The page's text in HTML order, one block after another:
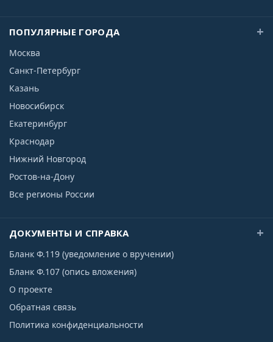
ПОПУЛЯРНЫЕ ГОРОДА
Москва
Санкт-Петербург
Казань
Новосибирск
Екатеринбург
Краснодар
Нижний Новгород
Ростов-на-Дону
Все регионы России
ДОКУМЕНТЫ И СПРАВКА
Бланк Ф.119 (уведомление о вручении)
Бланк Ф.107 (опись вложения)
О проекте
Обратная связь
Политика конфиденциальности